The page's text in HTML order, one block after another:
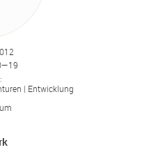
Entwicklung